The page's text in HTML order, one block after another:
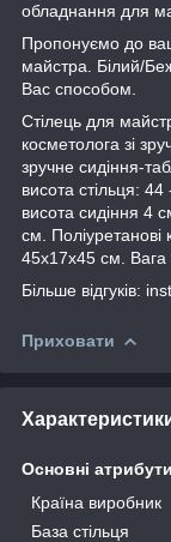
обладнання для
Пропонуємо до
майстра. Білий/
Вас способом.
Стілець для
косметолога зі
зручне сидіння-
висота стільця:
висота сидіння 4
см.
45х17х45 см. Вага
Більше відгуків:
Приховати
Основні атрибути
Країна виробник
База стільця